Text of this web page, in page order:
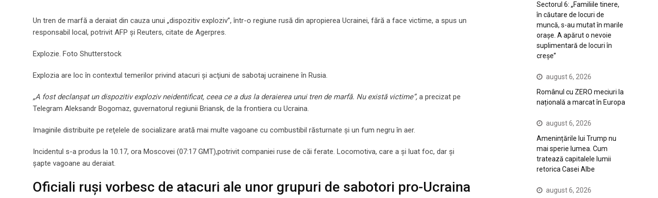
Un tren de marfă a deraiat din cauza unui „dispozitiv exploziv”, într-o regiune rusă din apropierea Ucrainei, fără a face victime, a spus un
responsabil local, potrivit AFP şi Reuters, citate de Agerpres.
Explozie. Foto Shutterstock
Explozia are loc în contextul temerilor privind atacuri şi acţiuni de sabotaj ucrainene în Rusia.
„A fost declanşat un dispozitiv exploziv neidentificat, ceea ce a dus la deraierea unui tren de marfă. Nu există victime”, a precizat pe
Telegram Aleksandr Bogomaz, guvernatorul regiunii Briansk, de la frontiera cu Ucraina.
Imaginile distribuite pe reţelele de socializare arată mai multe vagoane cu combustibil răsturnate şi un fum negru în aer.
Incidentul s-a produs la 10.17, ora Moscovei (07:17 GMT),potrivit companiei ruse de căi ferate. Locomotiva, care a și luat foc, dar şi
şapte vagoane au deraiat.
Oficiali ruși vorbesc de atacuri ale unor grupuri de sabotori pro-Ucraina
Sectorul 6: „Familiile tinere,
în căutare de locuri de
muncă, s-au mutat în marile
orașe. A apărut o nevoie
suplimentară de locuri în
creșe”
august 6, 2026
Românul cu ZERO meciuri la
națională a marcat în Europa
august 6, 2026
Amenințările lui Trump nu
mai sperie lumea. Cum
tratează capitalele lumii
retorica Casei Albe
august 6, 2026